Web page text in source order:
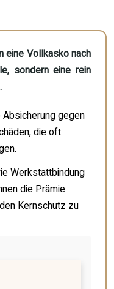
eine Vollkasko nach
sondern eine rein
gegen
die oft
Werkstattbindung
die Prämie
Kernschutz zu